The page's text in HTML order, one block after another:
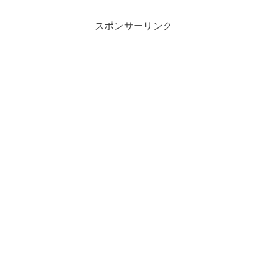
スポンサーリンク